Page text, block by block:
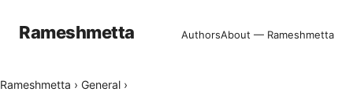
Rameshmetta AuthorsAbout — Rameshmetta
Rameshmetta › General ›